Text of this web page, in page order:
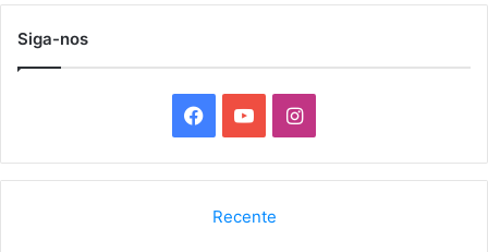
Siga-nos
a
o
I
n
Recente